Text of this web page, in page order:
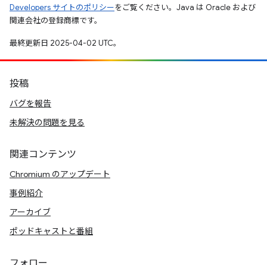
Developers サイトのポリシーをご覧ください。Java は Oracle および
関連会社の登録商標です。
最終更新日 2025-04-02 UTC。
投稿
バグを報告
未解決の問題を見る
関連コンテンツ
Chromium のアップデート
事例紹介
アーカイブ
ポッドキャストと番組